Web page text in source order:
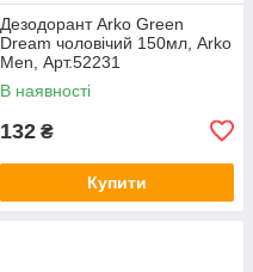
Дезодорант Arko Green
Dream чоловічий 150мл, Arko
Men, Арт.52231
В наявності
132 ₴
Купити